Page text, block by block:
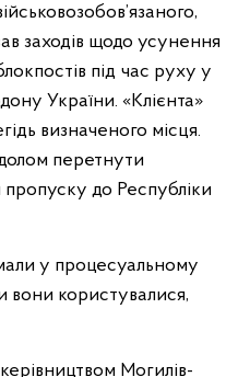
заходів щодо усунення
під час руху у
України. «Клієнта»
визначеного місця.
перетнути
до Республіки
у процесуальному
вони користувалися,
Могилів-